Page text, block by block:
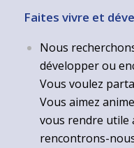
Faites vivre et
Nous
développer ou
Vous voulez
Vous aimez
vous rendre utile
rencontrons-